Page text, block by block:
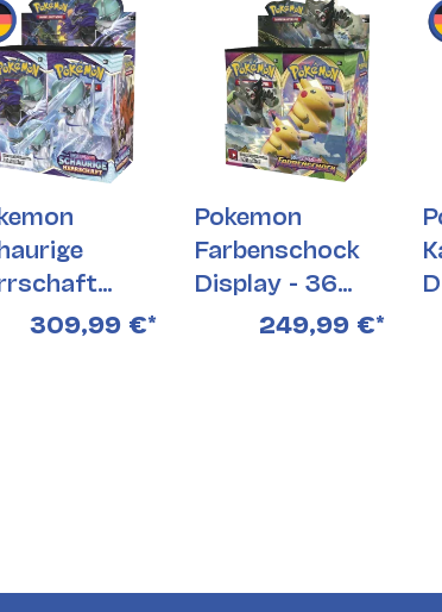
309,99 €*
Pokemon
Farbenschock
Display - 36
Booster249,99 €*